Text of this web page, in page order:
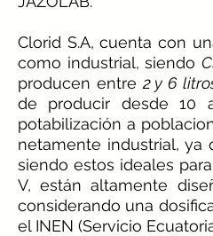
Clorid S.A, cuenta con
como industrial, siendo
producen entre 2 y 6
de producir desde 10
potabilización a
netamente industrial, ya
siendo estos ideales
V, están altamente
considerando una
el INEN (Servicio